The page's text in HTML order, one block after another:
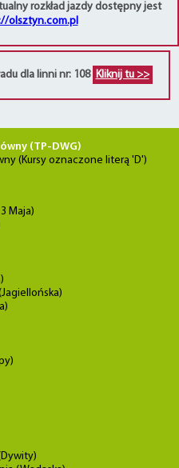
rozkład jazdy dostępny jest
olsztyn.com.pl
dla linni nr: 108 Kliknij tu >>
(TP-DWG)
(Kursy oznaczone literą 'D')
Maja)